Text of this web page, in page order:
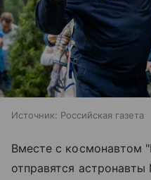
Источник: Российская газета
Вместе с космонавтом
отправятся